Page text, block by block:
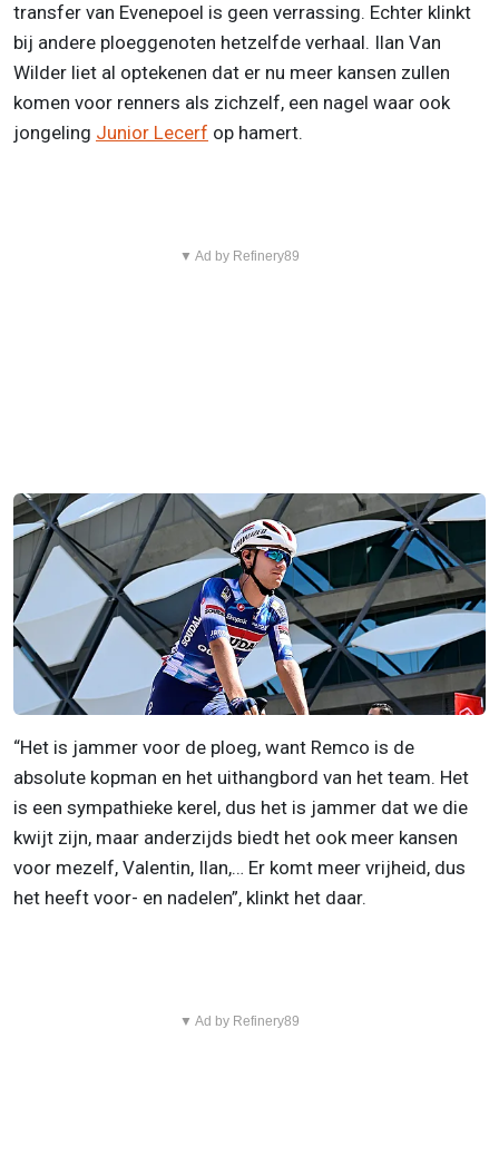
transfer van Evenepoel is geen verrassing. Echter klinkt
bij andere ploeggenoten hetzelfde verhaal. Ilan Van
Wilder liet al optekenen dat er nu meer kansen zullen
komen voor renners als zichzelf, een nagel waar ook
jongeling Junior Lecerf op hamert.
▼ Ad by Refinery89
“Het is jammer voor de ploeg, want Remco is de
absolute kopman en het uithangbord van het team. Het
is een sympathieke kerel, dus het is jammer dat we die
kwijt zijn, maar anderzijds biedt het ook meer kansen
voor mezelf, Valentin, Ilan,… Er komt meer vrijheid, dus
het heeft voor- en nadelen”, klinkt het daar.
▼ Ad by Refinery89